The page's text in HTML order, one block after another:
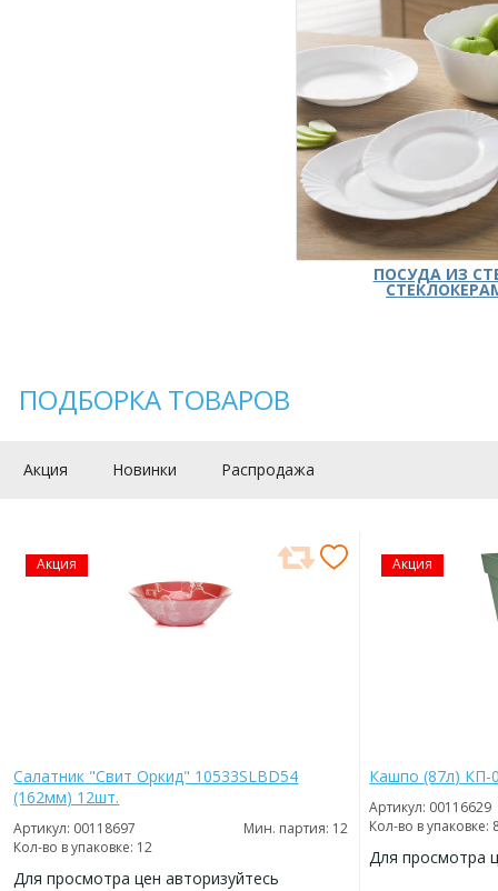
ПОСУДА ИЗ
ПОДБОРКА ТОВАРОВ
Акция Новинки Распродажа
Акция
Салатник "Свит Оркид" 10533SLBD54
(162мм) 12шт.
Артикул: 00118697
Мин. партия: 12
Кол-во в упаковке: 12
Для просмотра цен авторизуйтесь
Акция
Кашпо (87л) КП-
Артикул: 00116629
Кол-во в упаковке:
Для просмотра